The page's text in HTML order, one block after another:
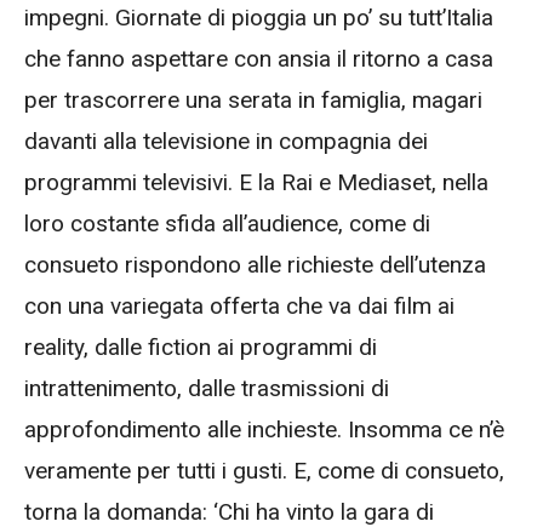
impegni. Giornate di pioggia un po’ su tutt’Italia
che fanno aspettare con ansia il ritorno a casa
per trascorrere una serata in famiglia, magari
davanti alla televisione in compagnia dei
programmi televisivi. E la Rai e Mediaset, nella
loro costante sfida all’audience, come di
consueto rispondono alle richieste dell’utenza
con una variegata offerta che va dai film ai
reality, dalle fiction ai programmi di
intrattenimento, dalle trasmissioni di
approfondimento alle inchieste. Insomma ce n’è
veramente per tutti i gusti. E, come di consueto,
torna la domanda: ‘Chi ha vinto la gara di